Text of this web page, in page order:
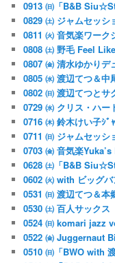
0913 ㈰「B&B
0829 ㈯ ジャムセッシ
0811 ㈫ 音気楽ワーク
0808 ㈯ 野毛 Feel
0807 ㈮ 清水ゆかりデ
0805 ㈬ 渡辺てつ＆中
0802 ㈰ 渡辺てつとサ
0729 ㈬ クリス・ハ
0716 ㈭ 鈴木けい子ｼﾞ
0711 ㈰ ジャムセッシ
0703 ㈮ 音気楽
0628 ㈯「B&B
0602 ㈫ with ビッグ
0531 ㈰ 渡辺てつ＆
0530 ㈯ 百人サックス
0524 ㈰ komari jazz
0522 ㈮ Juggernaut
0510 ㈰「BWO with